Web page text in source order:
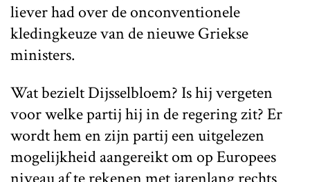
liever had over de onconventionele
kledingkeuze van de nieuwe Griekse
ministers.
Wat bezielt Dijsselbloem? Is hij vergeten
voor welke partij hij in de regering zit? Er
wordt hem en zijn partij een uitgelezen
mogelijkheid aangereikt om op Europees